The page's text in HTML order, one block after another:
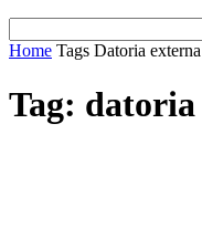
Home Tags Datoria
Tag: